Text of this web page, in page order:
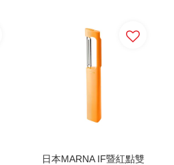
日本MARNA IF暨紅點雙